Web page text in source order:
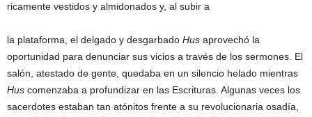
ricamente vestidos y almidonados y, al subir a
la plataforma, el delgado y desgarbado Hus aprovechó la
oportunidad para denunciar sus vicios a través de los sermones. El
salón, atestado de gente, quedaba en un silencio helado mientras
Hus comenzaba a profundizar en las Escrituras. Algunas veces los
sacerdotes estaban tan atónitos frente a su revolucionaria osadía,